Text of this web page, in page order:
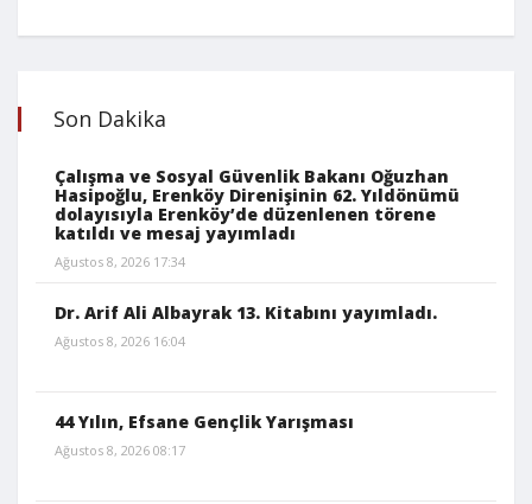
Son Dakika
Çalışma ve Sosyal Güvenlik Bakanı Oğuzhan
Hasipoğlu, Erenköy Direnişinin 62. Yıldönümü
dolayısıyla Erenköy’de düzenlenen törene
katıldı ve mesaj yayımladı
Ağustos 8, 2026 17:34
Dr. Arif Ali Albayrak 13. Kitabını yayımladı.
Ağustos 8, 2026 16:04
44 Yılın, Efsane Gençlik Yarışması
Ağustos 8, 2026 08:17